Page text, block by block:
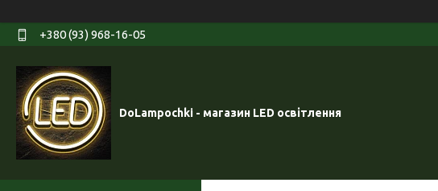
+380 (93) 968-16-05
DoLampochki - магазин LED освітлення